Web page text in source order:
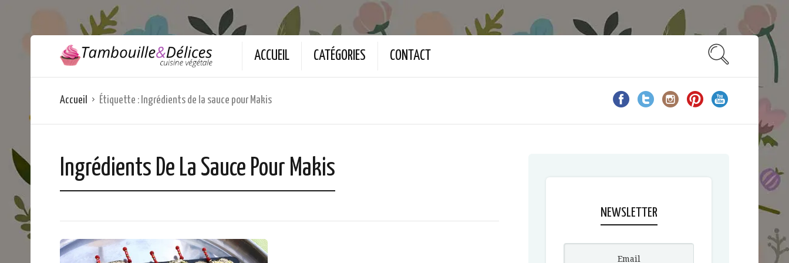
ACCUEIL CATÉGORIES CONTACT
Accueil Étiquette : Ingrédients de la sauce pour Makis
Ingrédients De La Sauce Pour Makis
NEWSLETTER